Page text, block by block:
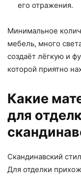
его отражения.
Минимальное
мебель, много
создаёт лёгкую и
которой приятно
Какие
для
Скандинавский
Для отделки